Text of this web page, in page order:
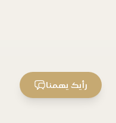
رأيك يهمنا